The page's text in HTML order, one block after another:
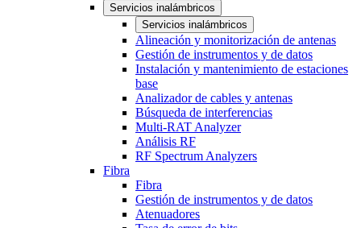
Servicios inalámbricos
Servicios inalámbricos
Alineación y monitorización de antenas
Gestión de instrumentos y de datos
Instalación y mantenimiento de estaciones
base
Analizador de cables y antenas
Búsqueda de interferencias
Multi-RAT Analyzer
Análisis RF
RF Spectrum Analyzers
Fibra
Fibra
Gestión de instrumentos y de datos
Atenuadores